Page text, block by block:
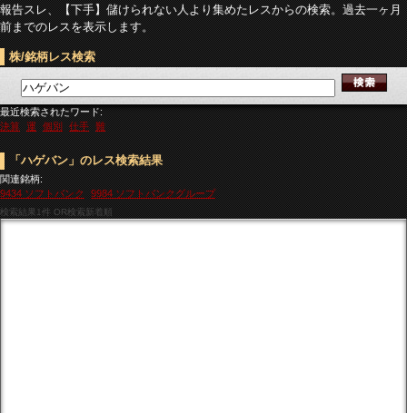
報告スレ、【下手】儲けられない人より集めたレスからの検索。過去一ヶ月
前までのレスを表示します。
株/銘柄レス検索
最近検索されたワード:
決算 運 個別 仕手 難
「ハゲバン」のレス検索結果
関連銘柄:
9434 ソフトバンク 9984 ソフトバンクグループ
検索結果1件 OR検索新着順